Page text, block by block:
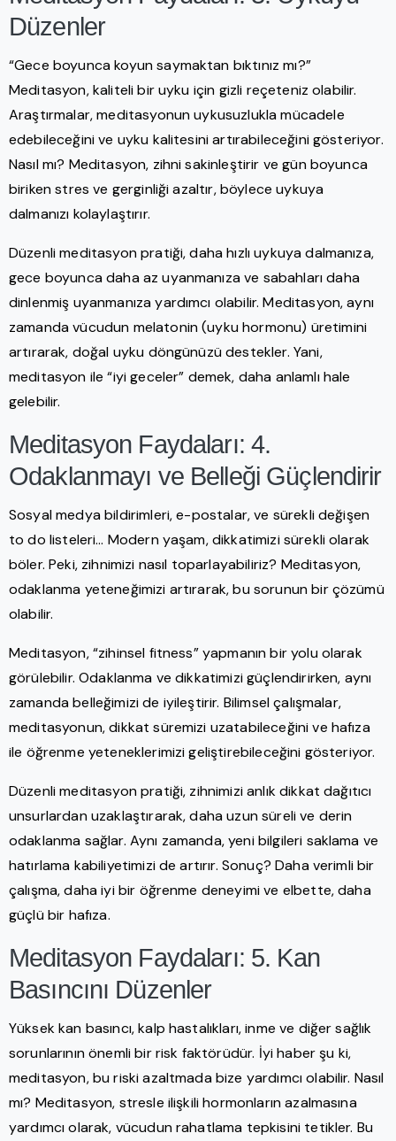
Düzenler
“Gece boyunca koyun saymaktan bıktınız mı?”
Meditasyon, kaliteli bir uyku için gizli reçeteniz olabilir.
Araştırmalar, meditasyonun uykusuzlukla mücadele
edebileceğini ve uyku kalitesini artırabileceğini gösteriyor.
Nasıl mı? Meditasyon, zihni sakinleştirir ve gün boyunca
biriken stres ve gerginliği azaltır, böylece uykuya
dalmanızı kolaylaştırır.
Düzenli meditasyon pratiği, daha hızlı uykuya dalmanıza,
gece boyunca daha az uyanmanıza ve sabahları daha
dinlenmiş uyanmanıza yardımcı olabilir. Meditasyon, aynı
zamanda vücudun melatonin (uyku hormonu) üretimini
artırarak, doğal uyku döngünüzü destekler. Yani,
meditasyon ile “iyi geceler” demek, daha anlamlı hale
gelebilir.
Meditasyon Faydaları: 4.
Odaklanmayı ve Belleği Güçlendirir
Sosyal medya bildirimleri, e-postalar, ve sürekli değişen
to do listeleri… Modern yaşam, dikkatimizi sürekli olarak
böler. Peki, zihnimizi nasıl toparlayabiliriz? Meditasyon,
odaklanma yeteneğimizi artırarak, bu sorunun bir çözümü
olabilir.
Meditasyon, “zihinsel fitness” yapmanın bir yolu olarak
görülebilir. Odaklanma ve dikkatimizi güçlendirirken, aynı
zamanda belleğimizi de iyileştirir. Bilimsel çalışmalar,
meditasyonun, dikkat süremizi uzatabileceğini ve hafıza
ile öğrenme yeteneklerimizi geliştirebileceğini gösteriyor.
Düzenli meditasyon pratiği, zihnimizi anlık dikkat dağıtıcı
unsurlardan uzaklaştırarak, daha uzun süreli ve derin
odaklanma sağlar. Aynı zamanda, yeni bilgileri saklama ve
hatırlama kabiliyetimizi de artırır. Sonuç? Daha verimli bir
çalışma, daha iyi bir öğrenme deneyimi ve elbette, daha
güçlü bir hafıza.
Meditasyon Faydaları: 5. Kan
Basıncını Düzenler
Yüksek kan basıncı, kalp hastalıkları, inme ve diğer sağlık
sorunlarının önemli bir risk faktörüdür. İyi haber şu ki,
meditasyon, bu riski azaltmada bize yardımcı olabilir. Nasıl
mı? Meditasyon, stresle ilişkili hormonların azalmasına
yardımcı olarak, vücudun rahatlama tepkisini tetikler. Bu